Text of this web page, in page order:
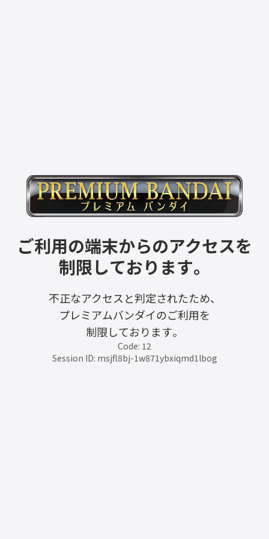
ご利用の端末からのアクセスを
制限しております。
不正なアクセスと判定されたため、
プレミアムバンダイのご利用を
制限しております。
Code: 12
Session ID: msjfl8bj-1w871ybxiqmd1lbog